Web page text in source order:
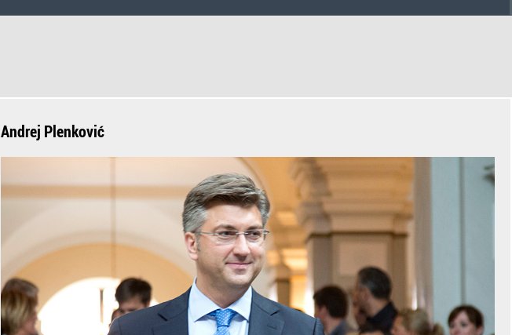
Andrej Plenković